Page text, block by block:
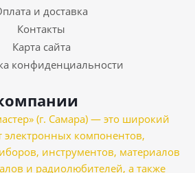
и доставка
Контакты
Карта сайта
конфиденциальности
(г. Самара) — это широкий
электронных компонентов,
инструментов, материалов
и радиолюбителей, а также